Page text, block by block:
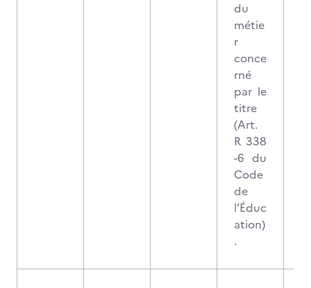
du
métie
r
conce
rné
par le
titre
(Art.
R 338
-6 du
Code
de
l’Éduc
ation)
.